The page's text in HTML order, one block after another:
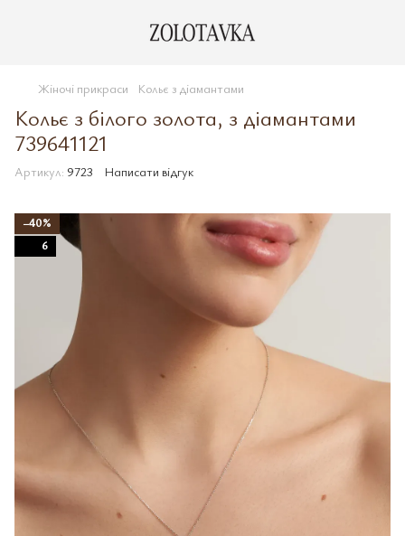
Жіночі прикраси Кольє з діамантами
Кольє з білого золота, з діамантами
739641121
Артикул: 9723 Написати відгук
−40%
6